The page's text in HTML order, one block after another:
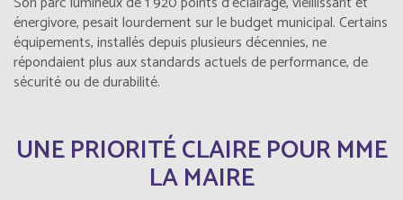
énergivore, pesait lourdement sur le budget municipal. Certains
équipements, installés depuis plusieurs décennies, ne
répondaient plus aux standards actuels de performance, de
sécurité ou de durabilité.
UNE PRIORITÉ CLAIRE POUR MME
LA MAIRE